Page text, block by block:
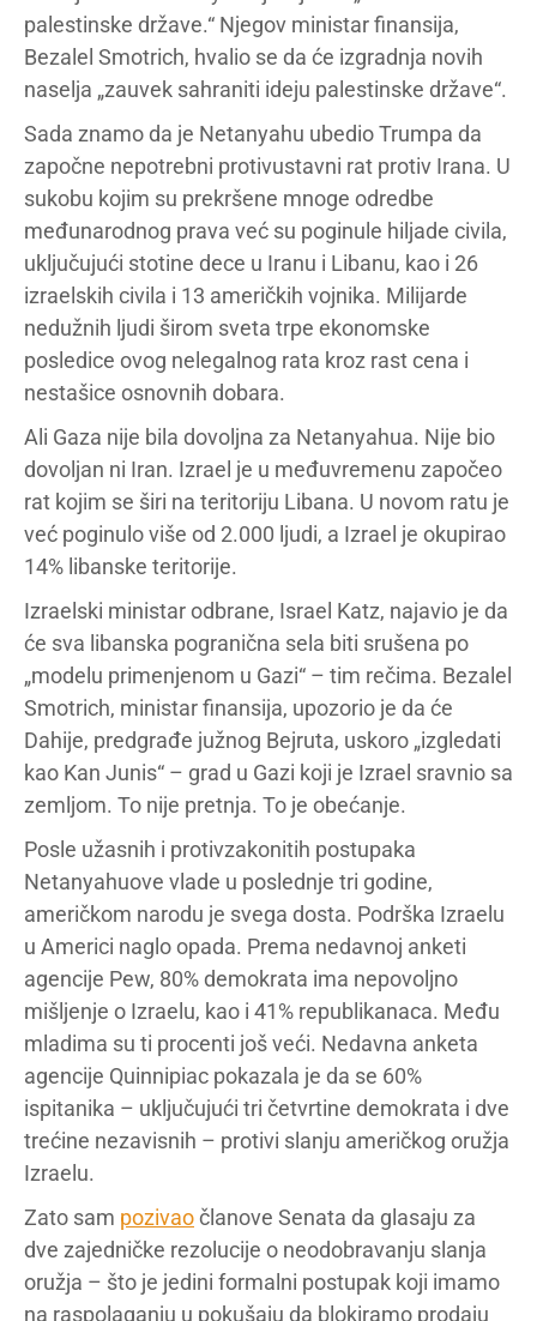
palestinske države.“ Njegov ministar finansija,
Bezalel Smotrich, hvalio se da će izgradnja novih
naselja „zauvek sahraniti ideju palestinske države“.
Sada znamo da je Netanyahu ubedio Trumpa da
započne nepotrebni protivustavni rat protiv Irana. U
sukobu kojim su prekršene mnoge odredbe
međunarodnog prava već su poginule hiljade civila,
uključujući stotine dece u Iranu i Libanu, kao i 26
izraelskih civila i 13 američkih vojnika. Milijarde
nedužnih ljudi širom sveta trpe ekonomske
posledice ovog nelegalnog rata kroz rast cena i
nestašice osnovnih dobara.
Ali Gaza nije bila dovoljna za Netanyahua. Nije bio
dovoljan ni Iran. Izrael je u međuvremenu započeo
rat kojim se širi na teritoriju Libana. U novom ratu je
već poginulo više od 2.000 ljudi, a Izrael je okupirao
14% libanske teritorije.
Izraelski ministar odbrane, Israel Katz, najavio je da
će sva libanska pogranična sela biti srušena po
„modelu primenjenom u Gazi“ – tim rečima. Bezalel
Smotrich, ministar finansija, upozorio je da će
Dahije, predgrađe južnog Bejruta, uskoro „izgledati
kao Kan Junis“ – grad u Gazi koji je Izrael sravnio sa
zemljom. To nije pretnja. To je obećanje.
Posle užasnih i protivzakonitih postupaka
Netanyahuove vlade u poslednje tri godine,
američkom narodu je svega dosta. Podrška Izraelu
u Americi naglo opada. Prema nedavnoj anketi
agencije Pew, 80% demokrata ima nepovoljno
mišljenje o Izraelu, kao i 41% republikanaca. Među
mladima su ti procenti još veći. Nedavna anketa
agencije Quinnipiac pokazala je da se 60%
ispitanika – uključujući tri četvrtine demokrata i dve
trećine nezavisnih – protivi slanju američkog oružja
Izraelu.
Zato sam pozivaočlanove Senata da glasaju za
dve zajedničke rezolucije o neodobravanju slanja
oružja – što je jedini formalni postupak koji imamo
na raspolaganju u pokušaju da blokiramo prodaju